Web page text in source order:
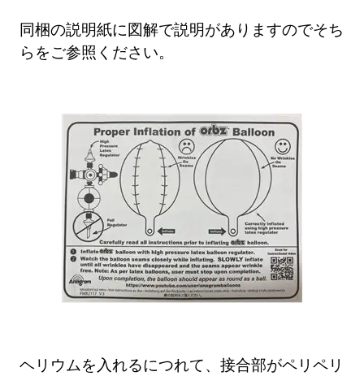
同梱の説明紙に図解で説明がありますのでそち
らをご参照ください。
ヘリウムを入れるにつれて、接合部がペリペリ